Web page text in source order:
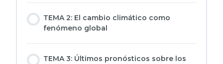
TEMA 2: El cambio climático como
fenómeno global
TEMA 3: Últimos pronósticos sobre los